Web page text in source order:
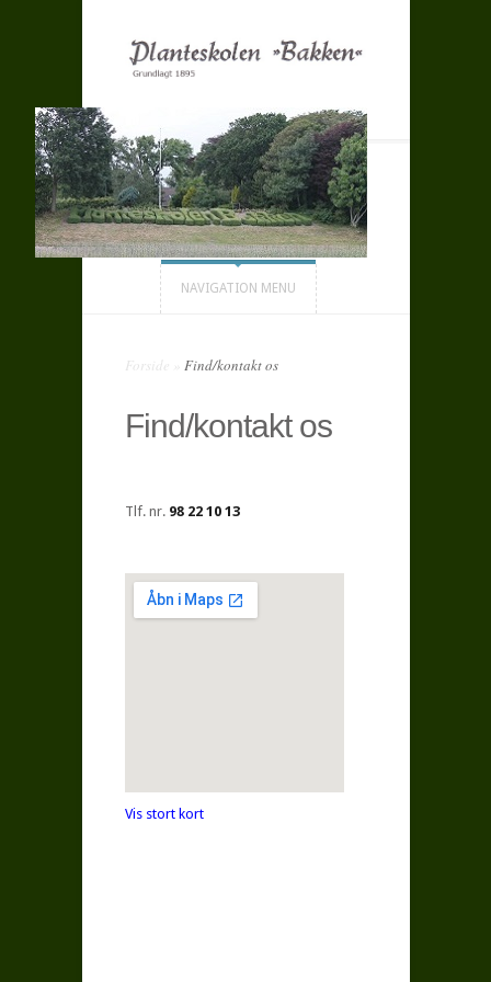
NAVIGATION MENU
Forside Find/kontakt os
Find/kontakt os
Tlf. nr. 98 22 10 13
Vis stort kort